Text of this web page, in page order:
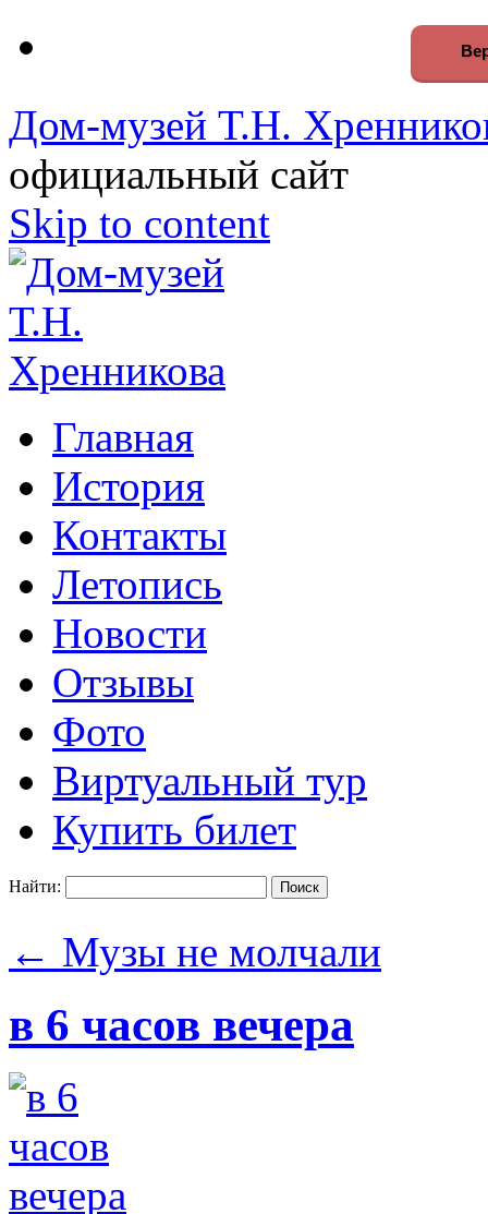
Дом-музей Т.Н.
официальный сайт
Skip to content
Главная
История
Контакты
Летопись
Новости
Отзывы
Фото
Виртуальный тур
Купить билет
Найти:
← Музы не молчали
в 6 часов вечера